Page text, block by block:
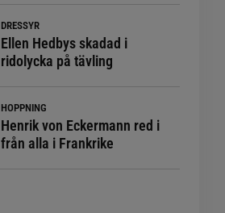
DRESSYR
Ellen Hedbys skadad i
ridolycka på tävling
HOPPNING
Henrik von Eckermann red i
från alla i Frankrike